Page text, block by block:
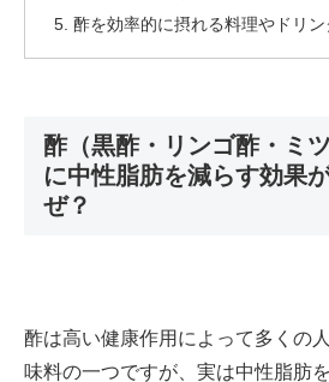
酢を効率的に摂れる料理やドリン
酢（黒酢・リンゴ酢・ミ
に中性脂肪を減らす効果
ぜ？
酢は高い健康作用によって多くの
味料の一つですが、実は中性脂肪